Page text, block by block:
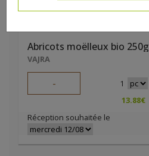
Abricots moëlleux bio 250g
VAJRA
- 1
13.88€
Réception souhaitée le